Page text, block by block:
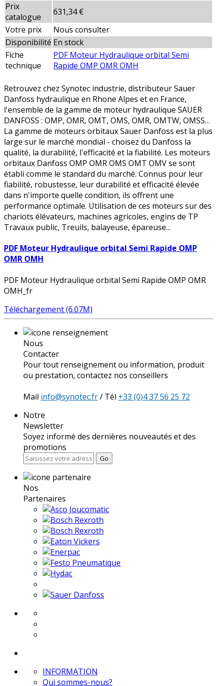
Prix
catalogue
631,34 €
Votre prix
Nous consulter
Disponibilité En stock
Fiche
technique
PDF Moteur Hydraulique orbital Semi
Rapide OMP OMR OMH
Retrouvez chez Synotec industrie, distributeur Sauer
Danfoss hydraulique en Rhone Alpes et en France,
l'ensemble de la gamme de moteur hydraulique SAUER
DANFOSS : OMP, OMR, OMT, OMS, OMR, OMTW, OMSS…
La gamme de moteurs orbitaux Sauer Danfoss est la plus
large sur le marché mondial - choisez du Danfoss la
qualité, la durabilité, l'efficacité et la fiabilité. Les moteurs
orbitaux Danfoss OMP OMR OMS OMT OMV se sont
établi comme le standard du marché. Connus pour leur
fiabilité, robustesse, leur durabilité et efficacité élevée
dans n'importe quelle condition, ils offrent une
performance optimale. Utilisation de ces moteurs sur des
chariots élévateurs, machines agricoles, engins de TP
Travaux public, Treuils, balayeuse, épareuse...
PDF Moteur Hydraulique orbital Semi Rapide OMP
OMR OMH
PDF Moteur Hydraulique orbital Semi Rapide OMP OMR
OMH_fr
Téléchargement (6.07M)
Nous
Contacter
Pour tout renseignement ou information, produit
ou prestation, contactez nos conseillers
Mail info@synotec.fr/ Tél +33 (0)4 37 56 25 72
Notre
Newsletter
Soyez informé des dernières nouveautés et des
promotions
Go
Nos
Partenaires
INFORMATION
Qui sommes-nous?